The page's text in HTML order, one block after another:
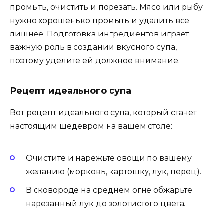
промыть, очистить и порезать. Мясо или рыбу
нужно хорошенько промыть и удалить все
лишнее. Подготовка ингредиентов играет
важную роль в создании вкусного супа,
поэтому уделите ей должное внимание.
Рецепт идеального супа
Вот рецепт идеального супа, который станет
настоящим шедевром на вашем столе:
Очистите и нарежьте овощи по вашему
желанию (морковь, картошку, лук, перец).
В сковороде на среднем огне обжарьте
нарезанный лук до золотистого цвета.